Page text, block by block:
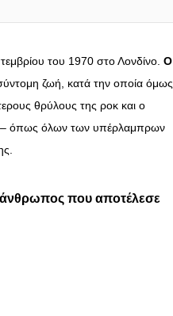
του 1970 στο Λονδίνο. Ο
ζωή, κατά την οποία όμως
θρύλους της ροκ και ο
– όπως όλων των υπέρλαμπρων
άνθρωπος που αποτέλεσε